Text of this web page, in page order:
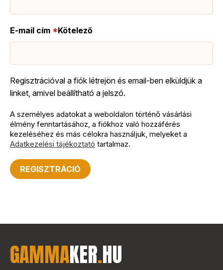
E-mail cím *Kötelező
Regisztrációval a fiók létrejön és email-ben elküldjük a
linket, amivel beállítható a jelszó.
A személyes adatokat a weboldalon történő vásárlási
élmény fenntartásához, a fiókhoz való hozzáférés
kezeléséhez és más célokra használjuk, melyeket a
Adatkezelési tájékoztató tartalmaz.
REGISZTRÁCIÓ
GAMMAKER.HU